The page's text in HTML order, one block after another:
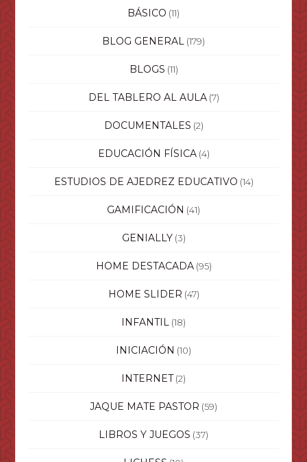
BÁSICO (11)
BLOG GENERAL (179)
BLOGS (11)
DEL TABLERO AL AULA(7)
DOCUMENTALES (2)
EDUCACIÓN FÍSICA(4)
ESTUDIOS DE AJEDREZ EDUCATIVO (14)
GAMIFICACIÓN (41)
GENIALLY(3)
HOME DESTACADA(95)
HOME SLIDER (47)
INFANTIL (18)
INICIACIÓN (10)
INTERNET(2)
JAQUE MATE PASTOR (59)
LIBROS Y JUEGOS (37)